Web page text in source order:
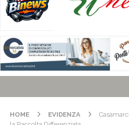
HOME EVIDENZA